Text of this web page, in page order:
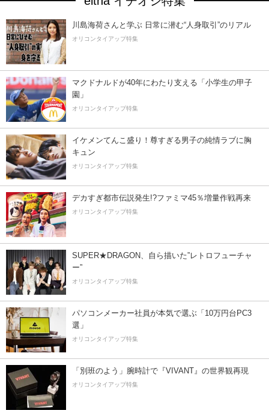
川島海荷さんと学ぶ 日常に潜む“人身取引”のリアル
オリコンタイアップ特集
マクドナルドが40年にわたり支える「小学生の甲子
園」
オリコンタイアップ特集
イケメンてんこ盛り！尊すぎる男子の純情ラブに胸
キュン
オリコンタイアップ特集
デカすぎ都市伝説発生!?ファミマ45％増量作戦再来
オリコンタイアップ特集
SUPER★DRAGON、自ら描いた”レトロフューチャ
ー”
オリコンタイアップ特集
パソコンメーカー社員が本気で選ぶ「10万円台PC3
選」
オリコンタイアップ特集
「別班のよう」腕時計で『VIVANT』の世界観再現
オリコンタイアップ特集